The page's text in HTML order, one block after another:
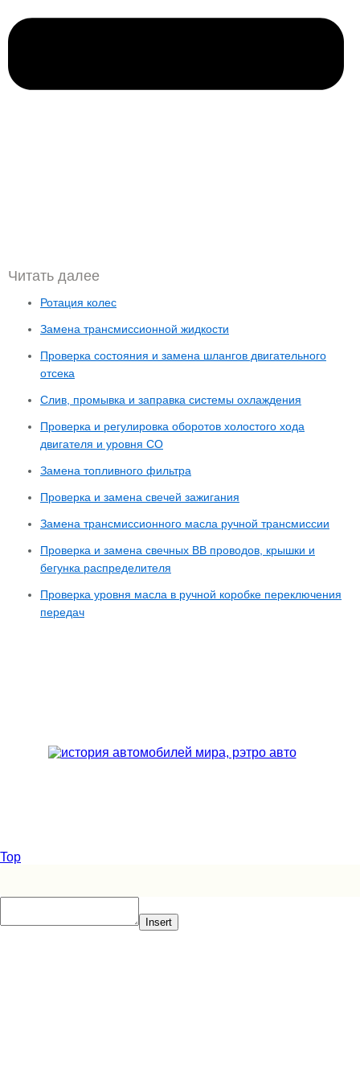
Читать далее
Ротация колес
Замена трансмиссионной жидкости
Проверка состояния и замена шлангов двигательного
отсека
Слив, промывка и заправка системы охлаждения
Проверка и регулировка оборотов холостого хода
двигателя и уровня СО
Замена топливного фильтра
Проверка и замена свечей зажигания
Замена трансмиссионного масла ручной трансмиссии
Проверка и замена свечных ВВ проводов, крышки и
бегунка распределителя
Проверка уровня масла в ручной коробке переключения
передач
Top
Insert